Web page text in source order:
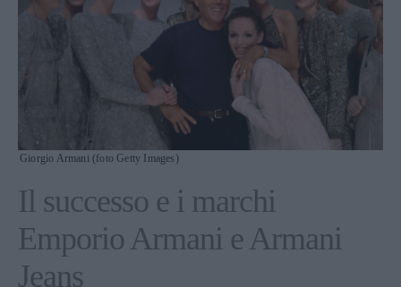
Giorgio Armani (foto Getty Images)
Il successo e i marchi
Emporio Armani e Armani
Jeans